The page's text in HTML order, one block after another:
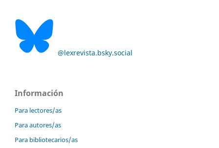
@lexrevista.bsky.social
Información
Para lectores/as
Para autores/as
Para bibliotecarios/as